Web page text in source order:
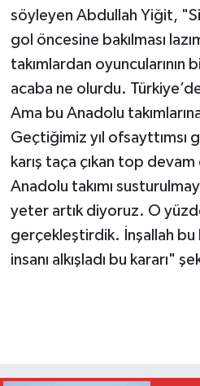
söyleyen Abdullah Yiğit,
gol öncesine bakılması
takımlardan
acaba ne olurdu.
Ama bu Anadolu
Geçtiğimiz yıl
karış taça çıkan top
Anadolu takımı
yeter artık diyoruz. O
gerçekleştirdik. İnşallah
insanı alkışladı bu kararı"